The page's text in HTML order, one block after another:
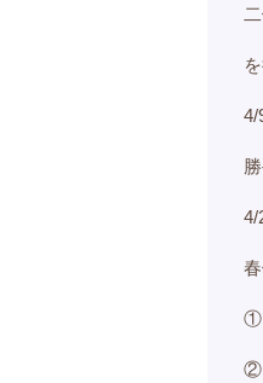
4/
4/
①
②